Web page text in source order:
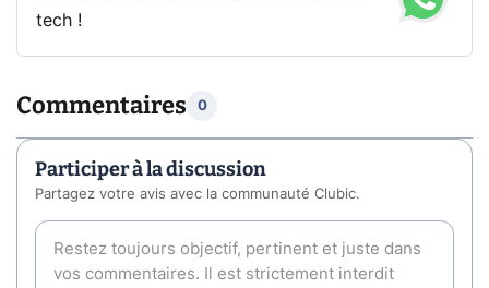
tech !
Commentaires 0
Participer à la discussion
Partagez votre avis avec la communauté Clubic.